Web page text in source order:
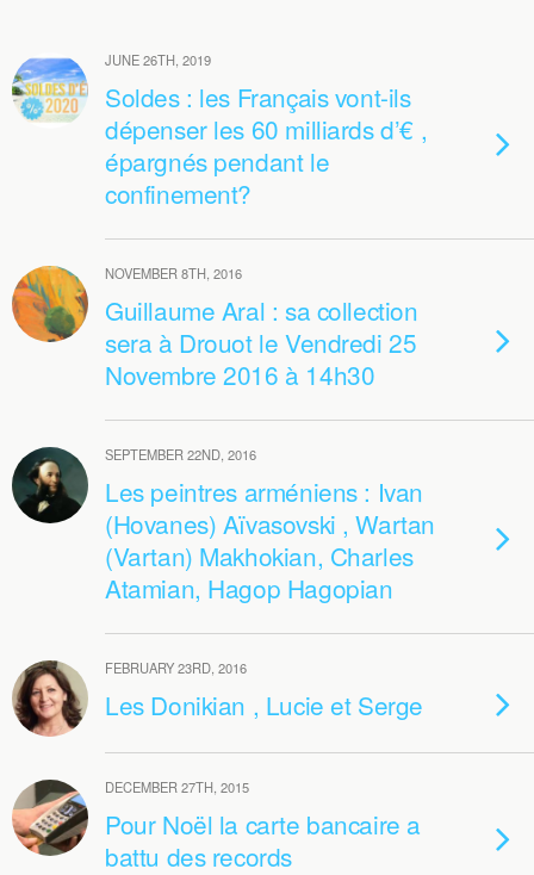
JUNE 26TH, 2019
Soldes : les Français vont-ils
dépenser les 60 milliards d’€ ,
épargnés pendant le
confinement?
NOVEMBER 8TH, 2016
Guillaume Aral : sa collection
sera à Drouot le Vendredi 25
Novembre 2016 à 14h30
SEPTEMBER 22ND, 2016
Les peintres arméniens : Ivan
(Hovanes) Aïvasovski , Wartan
(Vartan) Makhokian, Charles
Atamian, Hagop Hagopian
FEBRUARY 23RD, 2016
Les Donikian , Lucie et Serge
DECEMBER 27TH, 2015
Pour Noël la carte bancaire a
battu des records